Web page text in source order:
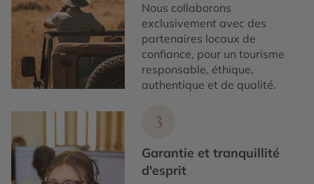
Nous collaborons
exclusivement avec des
partenaires locaux de
confiance, pour un tourisme
responsable, éthique,
authentique et de qualité.
3
Garantie et tranquillité
d'esprit